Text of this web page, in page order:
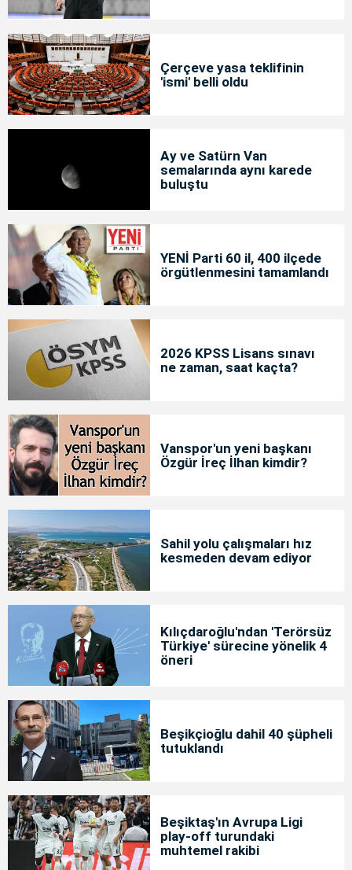
Çerçeve yasa teklifinin
'ismi' belli oldu
Ay ve Satürn Van
semalarında aynı karede
buluştu
YENİ Parti 60 il, 400 ilçede
örgütlenmesini tamamlandı
2026 KPSS Lisans sınavı
ne zaman, saat kaçta?
Vanspor'un yeni başkanı
Özgür İreç İlhan kimdir?
Sahil yolu çalışmaları hız
kesmeden devam ediyor
Kılıçdaroğlu'ndan 'Terörsüz
Türkiye' sürecine yönelik 4
öneri
Beşikçioğlu dahil 40 şüpheli
tutuklandı
Beşiktaş'ın Avrupa Ligi
play-off turundaki
muhtemel rakibi